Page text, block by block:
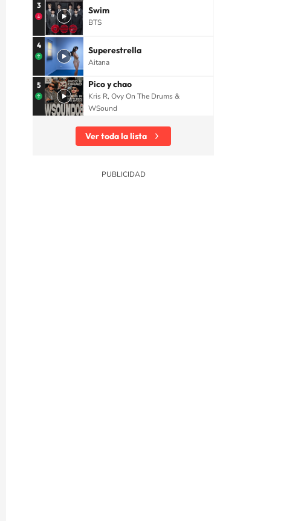
3 Swim
BTS
4 Superestrella
Aitana
5 Pico y chao
Kris R, Ovy On The Drums &
WSound
Ver toda la lista